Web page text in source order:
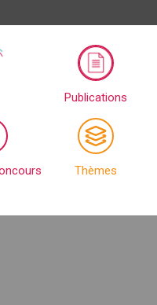
Publications
Thèmes